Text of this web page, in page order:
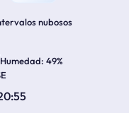
nubosos
Humedad 49%